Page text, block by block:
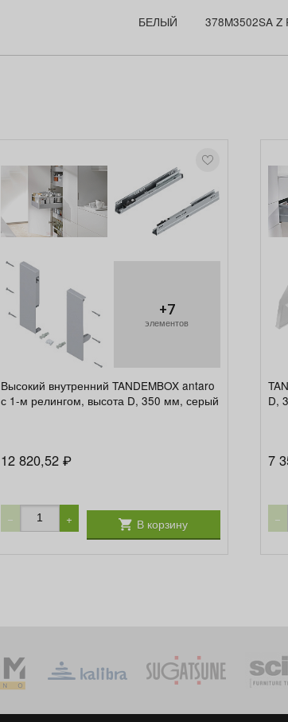
БЕЛЫЙ 378M3502SA Z
+7
элементов
Высокий внутренний TANDEMBOX antaro
с 1-м релингом, высота D, 350 мм, серый
12 820,52₽
− + В корзину
D,
7
−